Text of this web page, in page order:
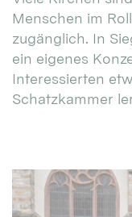
Menschen im
zugänglich. In
ein eigenes
Interessierten
Schatzkammer